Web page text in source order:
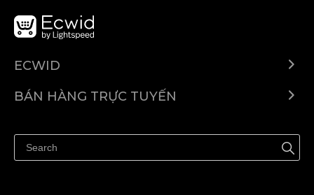
ECWID
Trung tâm trợ giúp
BÁN HÀNG TRỰC TUYẾN
Quảng bá ở bất cứ đâu
Kiểm soát mọi thứ